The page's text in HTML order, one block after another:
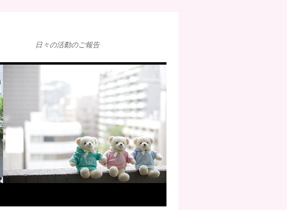
日々の活動のご報告